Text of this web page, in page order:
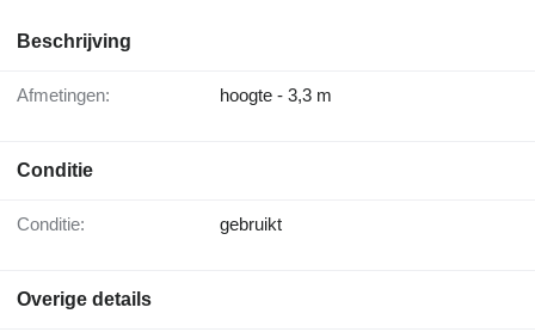
Beschrijving
Afmetingen: hoogte - 3,3 m
Conditie
Conditie: gebruikt
Overige details